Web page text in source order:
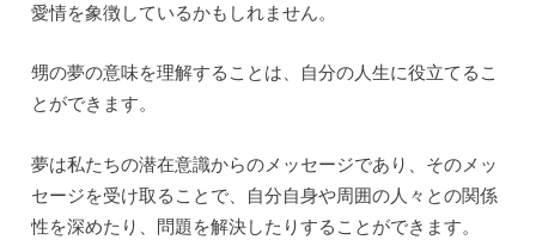
愛情を象徴しているかもしれません。
甥の夢の意味を理解することは、自分の人生に役立てるこ
とができます。
夢は私たちの潜在意識からのメッセージであり、そのメッ
セージを受け取ることで、自分自身や周囲の人々との関係
性を深めたり、問題を解決したりすることができます。